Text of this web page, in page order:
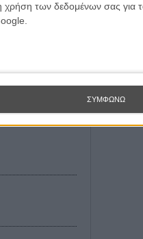
χρήση των δεδομένων σας
ΣΥΜΦΩΝΩ
του